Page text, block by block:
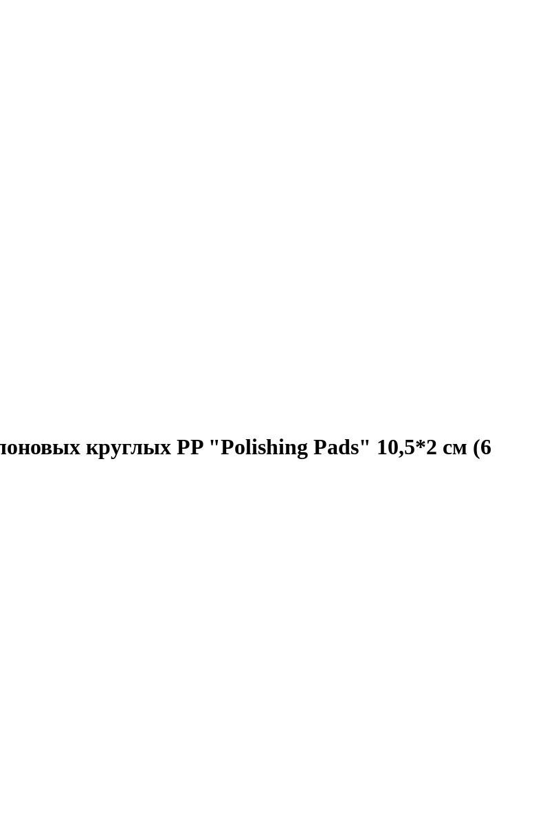
круглых PP "Polishing Pads" 10,5*2 см (6